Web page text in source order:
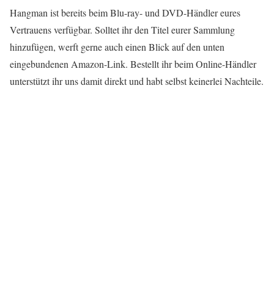
Hangman ist bereits beim Blu-ray- und DVD-Händler eures
Vertrauens verfügbar. Solltet ihr den Titel eurer Sammlung
hinzufügen, werft gerne auch einen Blick auf den unten
eingebundenen Amazon-Link. Bestellt ihr beim Online-Händler
unterstützt ihr uns damit direkt und habt selbst keinerlei Nachteile.